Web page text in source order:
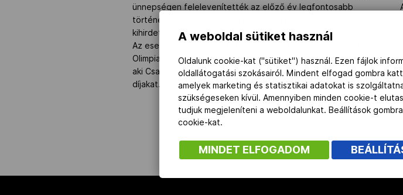
MOB
Kettőskarrier-program
NOB
Társszervezetek
ünnepségen felelevenítették az előző év legfontosabb
történéseit, majd átadták a Kolonics György-díjat, illetve
kihirdették a Jövő reménységei ösztöndíjprogram nyerteseit is.
Az eseményen részt vett többek mellett Gyulay Zsolt, a Magyar
Olimpiai Bizottság elnöke, kétszeres olimpiai bajnok kajakozó is,
aki Csabai Edvinnel, az alapítvány elnökével közösen adott át
díjakat.
A weboldal sütiket használ
Oldalunk cookie-kat ("sütiket") használ. Ezen fájlok
oldallátogatási szokásairól. Mindent elfogad gombra
amelyek marketing és statisztikai adatokat is
szükségeseken kívül. Amennyiben minden cookie-t
tudjuk megjeleníteni a weboldalunkat. Beállítások
cookie-kat.
MINDET ELFOGADOM